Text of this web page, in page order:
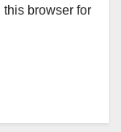
browser for